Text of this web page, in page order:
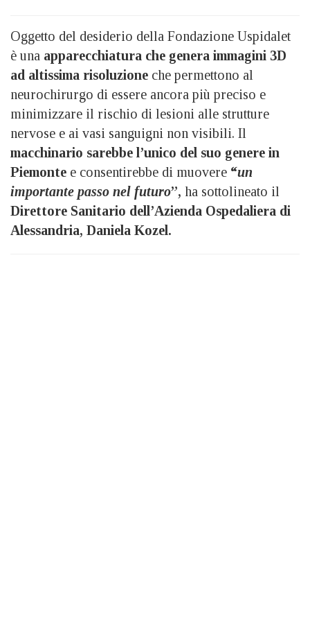
Oggetto del desiderio della Fondazione Uspidalet
è una apparecchiatura che genera immagini 3D
ad altissima risoluzione che permettono al
neurochirurgo di essere ancora più preciso e
minimizzare il rischio di lesioni alle strutture
nervose e ai vasi sanguigni non visibili. Il
macchinario sarebbe l’unico del suo genere in
Piemonte e consentirebbe di muovere “un
importante passo nel futuro”, ha sottolineato il
Direttore Sanitario dell’Azienda Ospedaliera di
Alessandria, Daniela Kozel.